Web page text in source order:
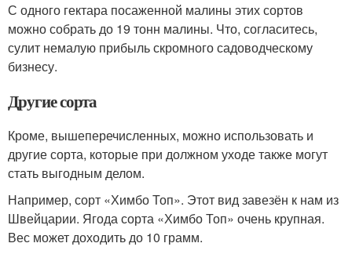
С одного гектара посаженной малины этих сортов
можно собрать до 19 тонн малины. Что, согласитесь,
сулит немалую прибыль скромного садоводческому
бизнесу.
Другие сорта
Кроме, вышеперечисленных, можно использовать и
другие сорта, которые при должном уходе также могут
стать выгодным делом.
Например, сорт «Химбо Топ». Этот вид завезён к нам из
Швейцарии. Ягода сорта «Химбо Топ» очень крупная.
Вес может доходить до 10 грамм.